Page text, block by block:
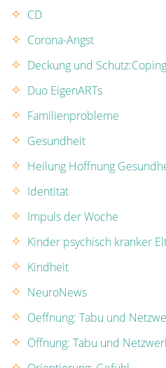
CD
Corona-Angst
Deckung und
Duo EigenARTs
Familienprobleme
Gesundheit
Heilung Hoffnung
Identität
Impuls der Woche
Kinder psychisch kranker
Kindheit
NeuroNews
Oeffnung: Tabu und
Öffnung: Tabu und